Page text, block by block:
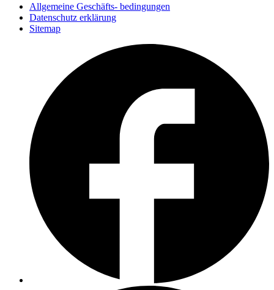
Allgemeine Geschäfts- bedingungen
Datenschutz erklärung
Sitemap